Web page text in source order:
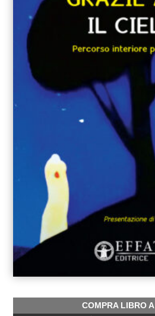
COMPRA LIBRO A